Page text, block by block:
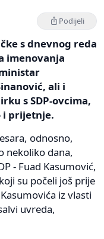
Podijeli
s dnevnog reda
imenovanja
ali i
s SDP-ovcima,
i prijetnje.
odnosno,
nekoliko dana,
- Fuad Kasumović,
su počeli još prije
iz vlasti
uvreda,